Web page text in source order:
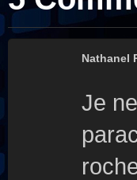
Nathanel
Je